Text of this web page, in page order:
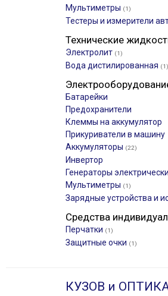
Мультиметры (1)
Тестеры и измерители
Технические
Электролит (1)
Вода дистилированная (1)
Батарейки
Предохранители
Клеммы на аккумулятор
Прикуриватели в машину
Аккумуляторы (22)
Инвертор
Генераторы
Мультиметры (1)
Зарядные устройства и
Средства
Перчатки (1)
Защитные очки (1)
КУЗОВ и